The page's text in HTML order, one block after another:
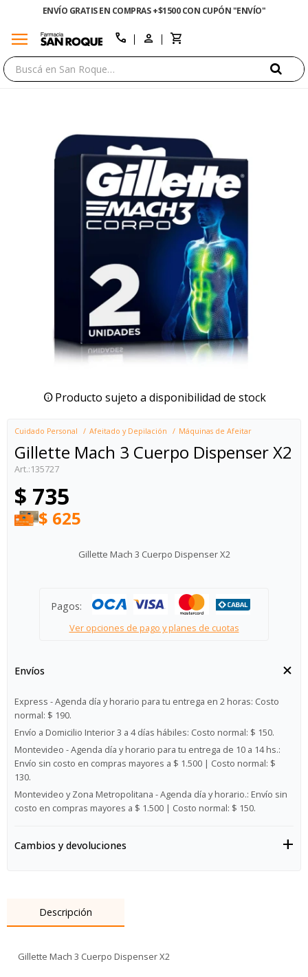
ENVÍO GRATIS EN COMPRAS +$1500 CON CUPÓN "ENVÍO"
menu call
Producto sujeto a disponibilidad de stock
Cuidado Personal Afeitado y Depilación Máquinas de Afeitar
Gillette Mach 3 Cuerpo Dispenser X2
135727
$ 735
$ 625
Gillette Mach 3 Cuerpo Dispenser X2
Pagos:
Ver opciones de pago y planes de cuotas
Envíos
Express - Agenda día y horario para tu entrega en 2 horas: Costo
normal: $ 190.
Envío a Domicilio Interior 3 a 4 días hábiles: Costo normal: $ 150.
Montevideo - Agenda día y horario para tu entrega de 10 a 14 hs.:
Envío sin costo en compras mayores a $ 1.500 | Costo normal: $
130.
Montevideo y Zona Metropolitana - Agenda día y horario.: Envío sin
costo en compras mayores a $ 1.500 | Costo normal: $ 150.
Cambios y devoluciones
Descripción
Gillette Mach 3 Cuerpo Dispenser X2
close